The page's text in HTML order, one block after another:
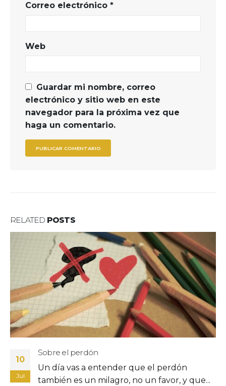
Correo electrónico *
Web
Guardar mi nombre, correo
electrónico y sitio web en este
navegador para la próxima vez que
haga un comentario.
RELATED POSTS
10
Jul
Sobre el perdón
Un día vas a entender que el perdón
también es un milagro, no un favor, y que...